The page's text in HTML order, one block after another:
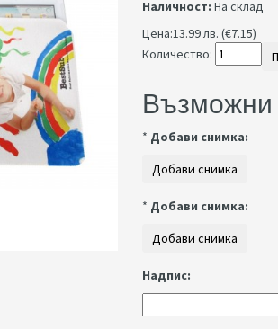
Наличност: На склад
Цена:13.99 лв. (€7.15)
Количество:
Възможни
* Добави снимка:
* Добави снимка:
Надпис: